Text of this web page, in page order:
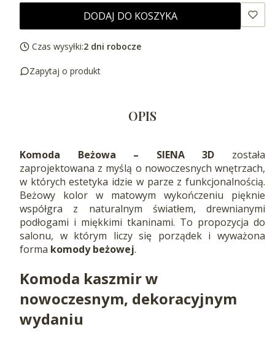
DODAJ DO KOSZYKA
Czas wysyłki:2 dni robocze
Zapytaj o produkt
OPIS
Komoda Beżowa – SIENA 3D została
zaprojektowana z myślą o nowoczesnych wnętrzach,
w których estetyka idzie w parze z funkcjonalnością.
Beżowy kolor w matowym wykończeniu pięknie
współgra z naturalnym światłem, drewnianymi
podłogami i miękkimi tkaninami. To propozycja do
salonu, w którym liczy się porządek i wyważona
forma komody beżowej.
Komoda kaszmir w
nowoczesnym, dekoracyjnym
wydaniu